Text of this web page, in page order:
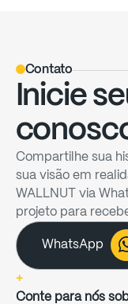
Contato
Inicie
Compartilhe sua
sua visão em
WALLNUT via
projeto para
WhatsApp
Let's go
+
Conte para nós